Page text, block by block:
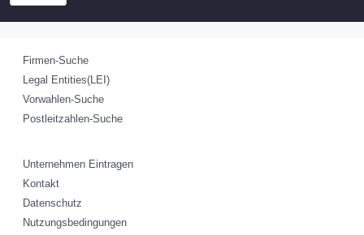
Firmen-Suche
Legal Entities(LEI)
Vorwahlen-Suche
Postleitzahlen-Suche
Unternehmen Eintragen
Kontakt
Datenschutz
Nutzungsbedingungen